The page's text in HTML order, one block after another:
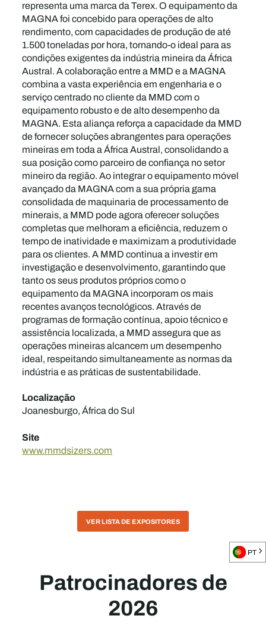
representa uma marca da Terex. O equipamento da
MAGNA foi concebido para operações de alto
rendimento, com capacidades de produção de até
1.500 toneladas por hora, tornando-o ideal para as
condições exigentes da indústria mineira da África
Austral. A colaboração entre a MMD e a MAGNA
combina a vasta experiência em engenharia e o
serviço centrado no cliente da MMD com o
equipamento robusto e de alto desempenho da
MAGNA. Esta aliança reforça a capacidade da MMD
de fornecer soluções abrangentes para operações
mineiras em toda a África Austral, consolidando a
sua posição como parceiro de confiança no setor
mineiro da região. Ao integrar o equipamento móvel
avançado da MAGNA com a sua própria gama
consolidada de maquinaria de processamento de
minerais, a MMD pode agora oferecer soluções
completas que melhoram a eficiência, reduzem o
tempo de inatividade e maximizam a produtividade
para os clientes. A MMD continua a investir em
investigação e desenvolvimento, garantindo que
tanto os seus produtos próprios como o
equipamento da MAGNA incorporam os mais
recentes avanços tecnológicos. Através de
programas de formação contínua, apoio técnico e
assistência localizada, a MMD assegura que as
operações mineiras alcancem um desempenho
ideal, respeitando simultaneamente as normas da
indústria e as práticas de sustentabilidade.
Localização
Joanesburgo, África do Sul
Site
www.mmdsizers.com
VER LISTA DE EXPOSITORES
Patrocinadores de
2026
PT